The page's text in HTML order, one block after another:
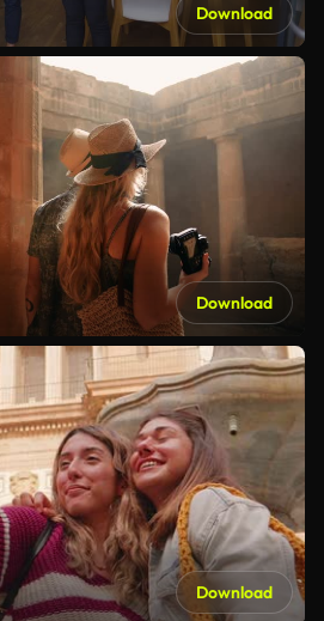
Download
Download
Download